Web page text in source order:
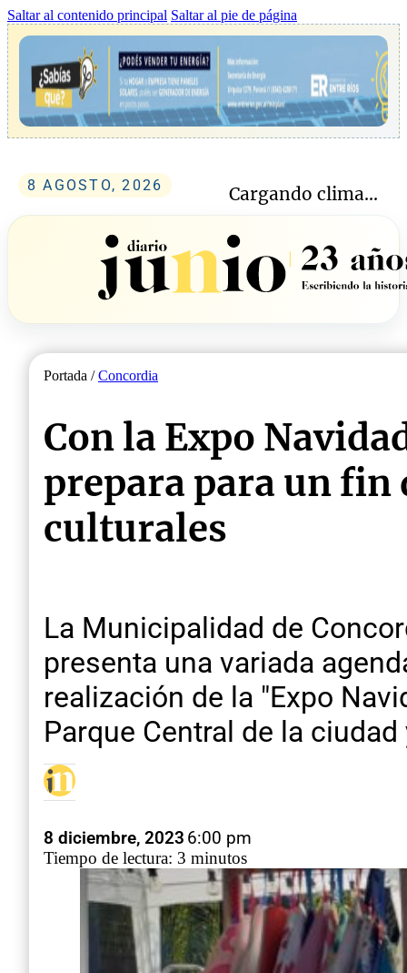
Saltar al contenido principal Saltar al pie de página
8 AGOSTO, 2026 Cargando clima...
Portada /Concordia
Con la Expo
prepara para un fin
culturales
La Municipalidad de
presenta una variada
realización de la "Expo
Parque Central de la
8 diciembre, 2023 6:00 pm
Tiempo de lectura: 3 minutos